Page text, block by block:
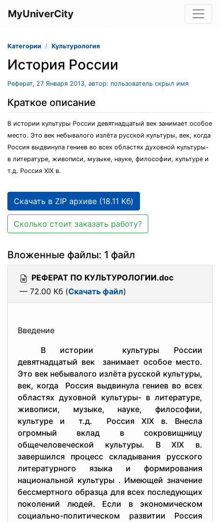
MyUniverCity
Категории Культурология
История России
Реферат, 27 Января 2013, автор: пользователь скрыл имя
Краткое описание
В истории культуры России девятнадцатый век занимает особое
место. Это век небывалого излёта русской культуры, век, когда
Россия выдвинула гениев во всех областях духовной культуры-
в литературе, живописи, музыке, науке, философии, культуре и
т.д. Россия XIX в.
Скачать в ZIP архиве (18.11 Кб)
Сколько стоит заказать работу?
Вложенные файлы: 1 файл
РЕФЕРАТ ПО КУЛЬТУРОЛОГИИ.doc
— 72.00 Кб (Скачать файл)
Введение
В истории культуры России
девятнадцатый век занимает особое место.
Это век небывалого излёта русской культуры,
век, когда Россия выдвинула гениев во всех
областях духовной культуры- в литературе,
живописи, музыке, науке, философии,
культуре и т.д. Россия XIX в. Внесла
огромный вклад в сокровищницу
общечеловеческой культуры. В XIX в.
завершился процесс складывания русского
литературного языка и формирования
национальной культуры . Имеющей значение
бессмертного образца для всех последующих
поколений людей. Если в экономическом
социально-политическом развитии Россия